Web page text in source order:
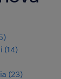
)
(14)
(23)